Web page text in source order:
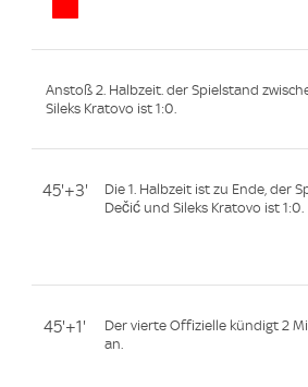
Anstoß 2. Halbzeit. der Spielstand
Sileks Kratovo ist 1:0.
45'+3'
Die 1. Halbzeit ist zu Ende, der
Dečić und Sileks Kratovo ist 1:0.
45'+1'
Der vierte Offizielle kündigt 2
an.